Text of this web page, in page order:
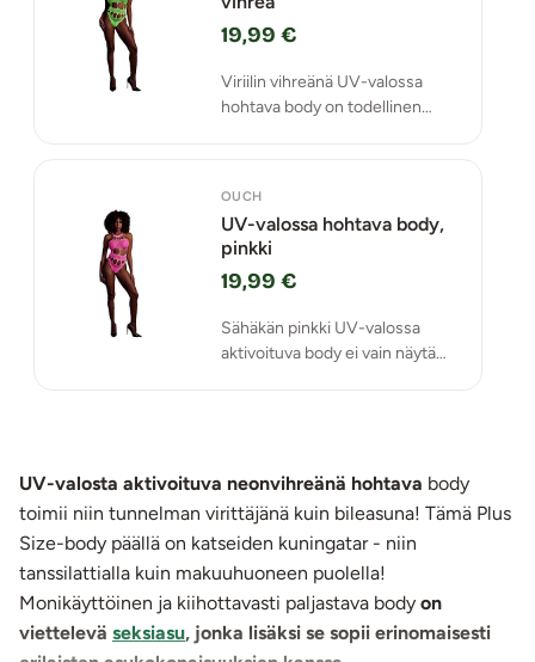
19,99 €
Viriilin vihreänä UV-valossa
hohtava body on todellinen
OUCH
UV-valossa hohtava body,
pinkki
19,99 €
Sähäkän pinkki UV-valossa
aktivoituva body ei vain näytä
UV-valosta aktivoituva neonvihreänä hohtava body
toimii niin tunnelman virittäjänä kuin bileasuna! Tämä Plus
Size-body päällä on katseiden kuningatar - niin
tanssilattialla kuin makuuhuoneen puolella!
Monikäyttöinen ja kiihottavasti paljastava body on
viettelevä seksiasu, jonka lisäksi se sopii erinomaisesti